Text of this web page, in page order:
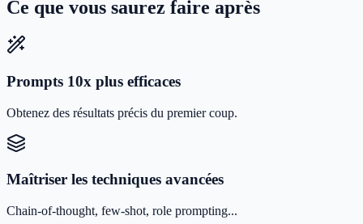
Ce que vous saurez faire après
Prompts 10x plus efficaces
Obtenez des résultats précis du premier coup.
Maîtriser les techniques avancées
Chain-of-thought, few-shot, role prompting...